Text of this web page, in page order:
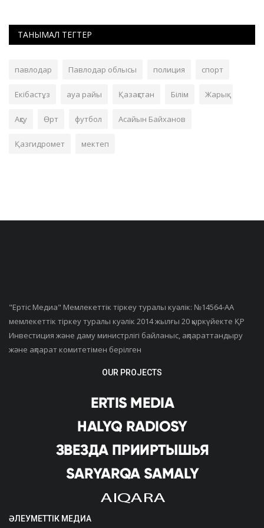
ТАНЫМАЛ ТЕГТЕР
павлодар Павлодар облысы полиция спорт
Екібастұз ауа райы Қазақстан Білім Жарық
Ақсу Өрт футбол Асайын Байханов
Қазгидромет мектеп
"Ертiс Медиа" Мемлекеттік тіркеу туралы куәлік: №14564-АА
мемлекеттік тіркеу туралы куәлік 2014 жылғы 20 қыркүйекте ҚР
Инвестиция және даму министрлігі байланыс, ақпараттандыру
және ақпарат комитетімен берілген
OUR PROJECTS
ӘЛЕУМЕТТІК МЕДИА